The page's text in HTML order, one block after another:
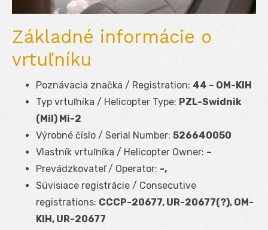
Základné informácie o
vrtuľníku
Poznávacia značka / Registration: 44 – OM-KIH
Typ vrtuľníka / Helicopter Type: PZL-Swidnik
(Mil) Mi-2
Výrobné číslo / Serial Number: 526640050
Vlastník vrtuľníka / Helicopter Owner: –
Prevádzkovateľ / Operator: -,
Súvisiace registrácie / Consecutive
registrations: CCCP-20677, UR-20677(?), OM-
KIH, UR-20677